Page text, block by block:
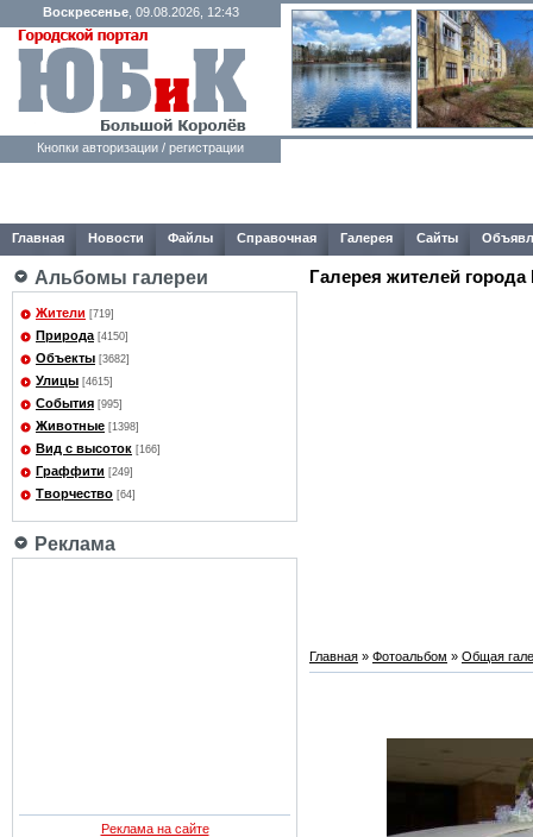
Воскресенье, 09.08.2026, 12:43
Кнопки авторизации / регистрации
Главная Новости Файлы Справочная Галерея Сайты
Альбомы галереи
Жители [719]
Природа [4150]
Объекты [3682]
Улицы [4615]
События [995]
Животные [1398]
Вид с высоток [166]
Граффити [249]
Творчество [64]
Реклама
Реклама на сайте
Галерея жителей города
Главная » Фотоальбом » Общая